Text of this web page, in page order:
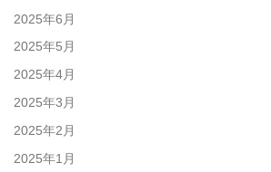
2025年6月
2025年5月
2025年4月
2025年3月
2025年2月
2025年1月